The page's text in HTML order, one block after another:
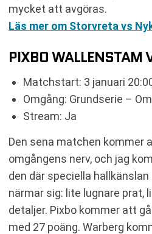
mycket att avgöras.
Läs mer om Storvreta vs
PIXBO WALLENSTAM
Matchstart: 3 januari
Omgång: Grundserie –
Stream: Ja
Den sena matchen kommer
omgångens nerv, och jag
den där speciella
närmar sig: lite lugnare prat,
detaljer. Pixbo kommer att
med 27 poäng. Warberg